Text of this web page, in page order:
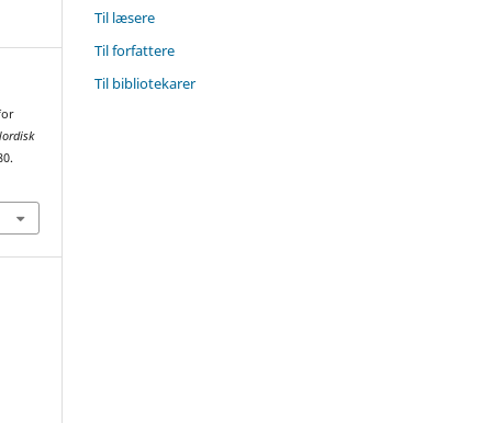
Til læsere
Til forfattere
Til bibliotekarer